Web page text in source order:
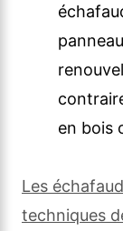
en bois
Les
techniques